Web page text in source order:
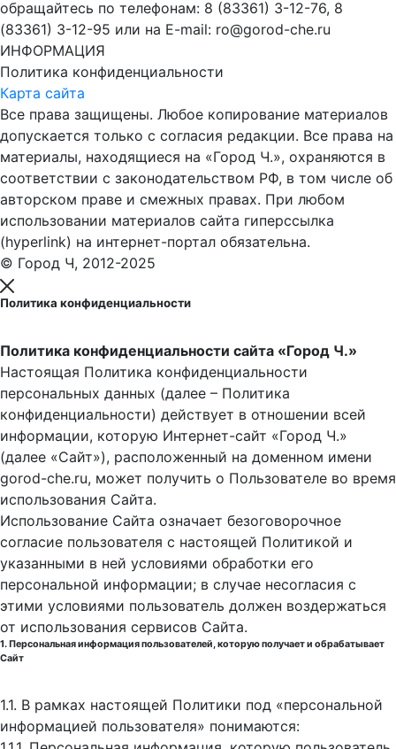
обращайтесь по телефонам: 8 (83361) 3-12-76, 8
(83361) 3-12-95 или на E-mail: ro@gorod-che.ru
ИНФОРМАЦИЯ
Политика конфиденциальности
Карта сайта
Все права защищены. Любое копирование материалов
допускается только с согласия редакции. Все права на
материалы, находящиеся на «Город Ч.», охраняются в
соответствии с законодательством РФ, в том числе об
авторском праве и смежных правах. При любом
использовании материалов сайта гиперссылка
(hyperlink) на интернет-портал обязательна.
© Город Ч, 2012-2025
Политика конфиденциальности
Политика конфиденциальности сайта «Город Ч.»
Настоящая Политика конфиденциальности
персональных данных (далее – Политика
конфиденциальности) действует в отношении всей
информации, которую Интернет-сайт «Город Ч.»
(далее «Сайт»), расположенный на доменном имени
gorod-che.ru, может получить о Пользователе во время
использования Cайта.
Использование Сайта означает безоговорочное
согласие пользователя с настоящей Политикой и
указанными в ней условиями обработки его
персональной информации; в случае несогласия с
этими условиями пользователь должен воздержаться
от использования сервисов Сайта.
1. Персональная информация пользователей, которую получает и обрабатывает
Сайт
1.1. В рамках настоящей Политики под «персональной
информацией пользователя» понимаются: